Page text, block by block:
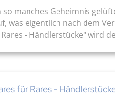
so manches Geheimnis
was eigentlich nach dem
- Händlerstücke" wird
für Rares -